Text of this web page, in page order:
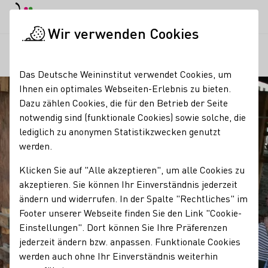
Wir verwenden Cookies
Das Deutsche Weininstitut verwendet Cookies, um
Ihnen ein optimales Webseiten-Erlebnis zu bieten.
Dazu zählen Cookies, die für den Betrieb der Seite
notwendig sind (funktionale Cookies) sowie solche, die
lediglich zu anonymen Statistikzwecken genutzt
werden.
Klicken Sie auf "Alle akzeptieren", um alle Cookies zu
akzeptieren. Sie können Ihr Einverständnis jederzeit
ändern und widerrufen. In der Spalte "Rechtliches" im
Footer unserer Webseite finden Sie den Link "Cookie-
Einstellungen". Dort können Sie Ihre Präferenzen
jederzeit ändern bzw. anpassen. Funktionale Cookies
werden auch ohne Ihr Einverständnis weiterhin